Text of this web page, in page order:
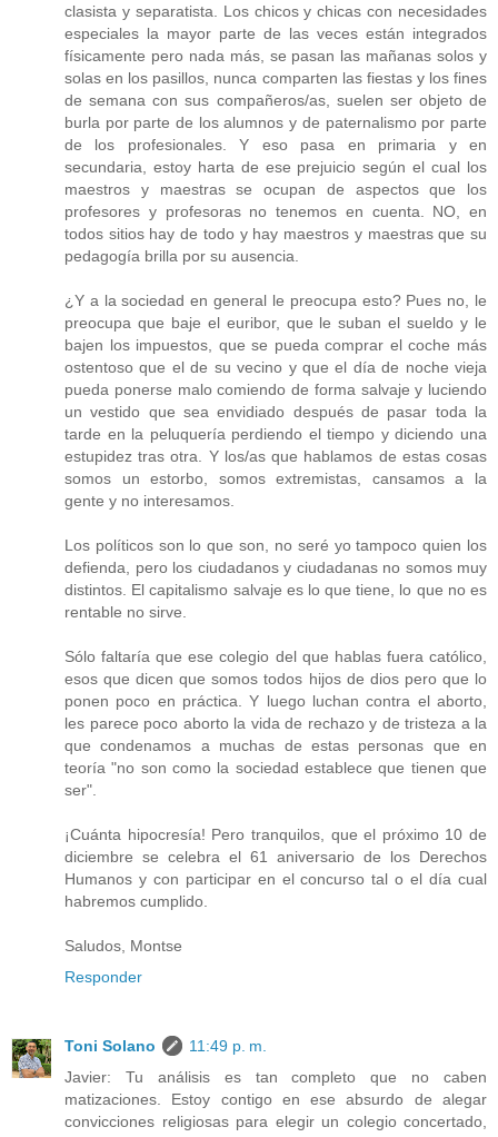
clasista y separatista. Los chicos y chicas con necesidades
especiales la mayor parte de las veces están integrados
físicamente pero nada más, se pasan las mañanas solos y
solas en los pasillos, nunca comparten las fiestas y los fines
de semana con sus compañeros/as, suelen ser objeto de
burla por parte de los alumnos y de paternalismo por parte
de los profesionales. Y eso pasa en primaria y en
secundaria, estoy harta de ese prejuicio según el cual los
maestros y maestras se ocupan de aspectos que los
profesores y profesoras no tenemos en cuenta. NO, en
todos sitios hay de todo y hay maestros y maestras que su
pedagogía brilla por su ausencia.
¿Y a la sociedad en general le preocupa esto? Pues no, le
preocupa que baje el euribor, que le suban el sueldo y le
bajen los impuestos, que se pueda comprar el coche más
ostentoso que el de su vecino y que el día de noche vieja
pueda ponerse malo comiendo de forma salvaje y luciendo
un vestido que sea envidiado después de pasar toda la
tarde en la peluquería perdiendo el tiempo y diciendo una
estupidez tras otra. Y los/as que hablamos de estas cosas
somos un estorbo, somos extremistas, cansamos a la
gente y no interesamos.
Los políticos son lo que son, no seré yo tampoco quien los
defienda, pero los ciudadanos y ciudadanas no somos muy
distintos. El capitalismo salvaje es lo que tiene, lo que no es
rentable no sirve.
Sólo faltaría que ese colegio del que hablas fuera católico,
esos que dicen que somos todos hijos de dios pero que lo
ponen poco en práctica. Y luego luchan contra el aborto,
les parece poco aborto la vida de rechazo y de tristeza a la
que condenamos a muchas de estas personas que en
teoría "no son como la sociedad establece que tienen que
ser".
¡Cuánta hipocresía! Pero tranquilos, que el próximo 10 de
diciembre se celebra el 61 aniversario de los Derechos
Humanos y con participar en el concurso tal o el día cual
habremos cumplido.
Saludos, Montse
Responder
Toni Solano
11:49 p. m.
Javier: Tu análisis es tan completo que no caben
matizaciones. Estoy contigo en ese absurdo de alegar
convicciones religiosas para elegir un colegio concertado,